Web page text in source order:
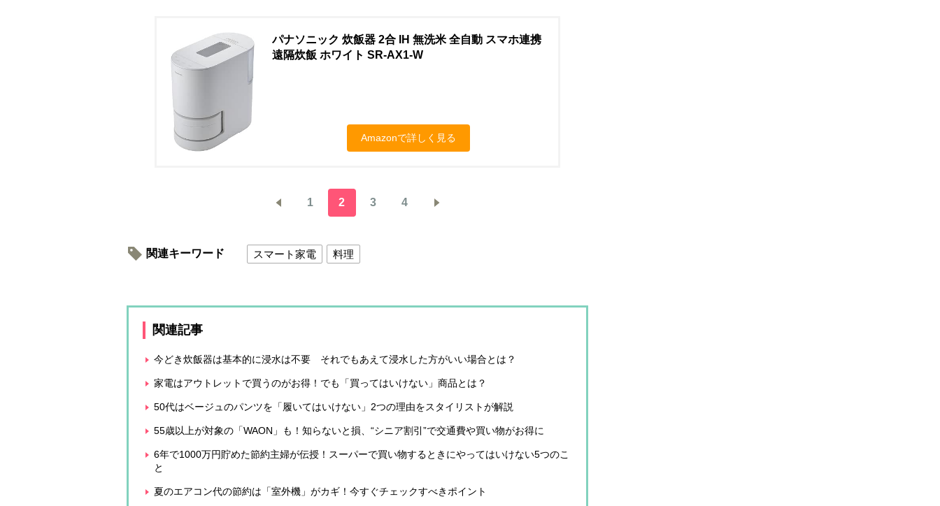
パナソニック 炊飯器 2合 IH 無洗米 全自動 スマホ連携
遠隔炊飯 ホワイト SR-AX1-W
Amazonで詳しく見る
1 2 3 4
関連キーワード スマート家電 料理
関連記事
今どき炊飯器は基本的に浸水は不要 それでもあえて浸水した方がいい場合とは？
家電はアウトレットで買うのがお得！でも「買ってはいけない」商品とは？
50代はベージュのパンツを「履いてはいけない」2つの理由をスタイリストが解説
55歳以上が対象の「WAON」も！知らないと損、“シニア割引”で交通費や買い物がお得に
6年で1000万円貯めた節約主婦が伝授！スーパーで買い物するときにやってはいけない5つのこ
と
夏のエアコン代の節約は「室外機」がカギ！今すぐチェックすべきポイント